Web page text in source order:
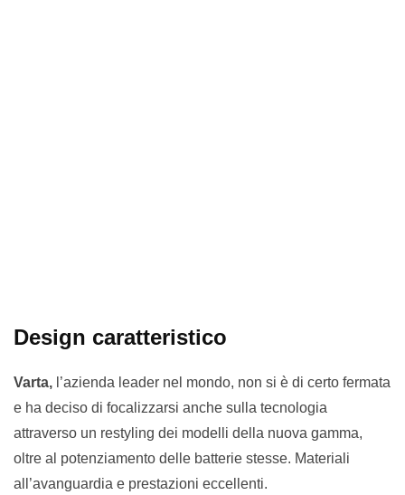
Design caratteristico
Varta, l’azienda leader nel mondo, non si è di certo fermata
e ha deciso di focalizzarsi anche sulla tecnologia
attraverso un restyling dei modelli della nuova gamma,
oltre al potenziamento delle batterie stesse. Materiali
all’avanguardia e prestazioni eccellenti.